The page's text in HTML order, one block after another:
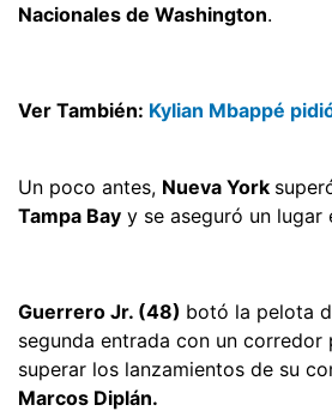
Nacionales de Washington.
Ver También: Kylian Mbappé
Un poco antes, Nueva York
Tampa Bay y se aseguró un lugar
Guerrero Jr. (48) botó la pelota
segunda entrada con un corredor
superar los lanzamientos de su
Marcos Diplán.